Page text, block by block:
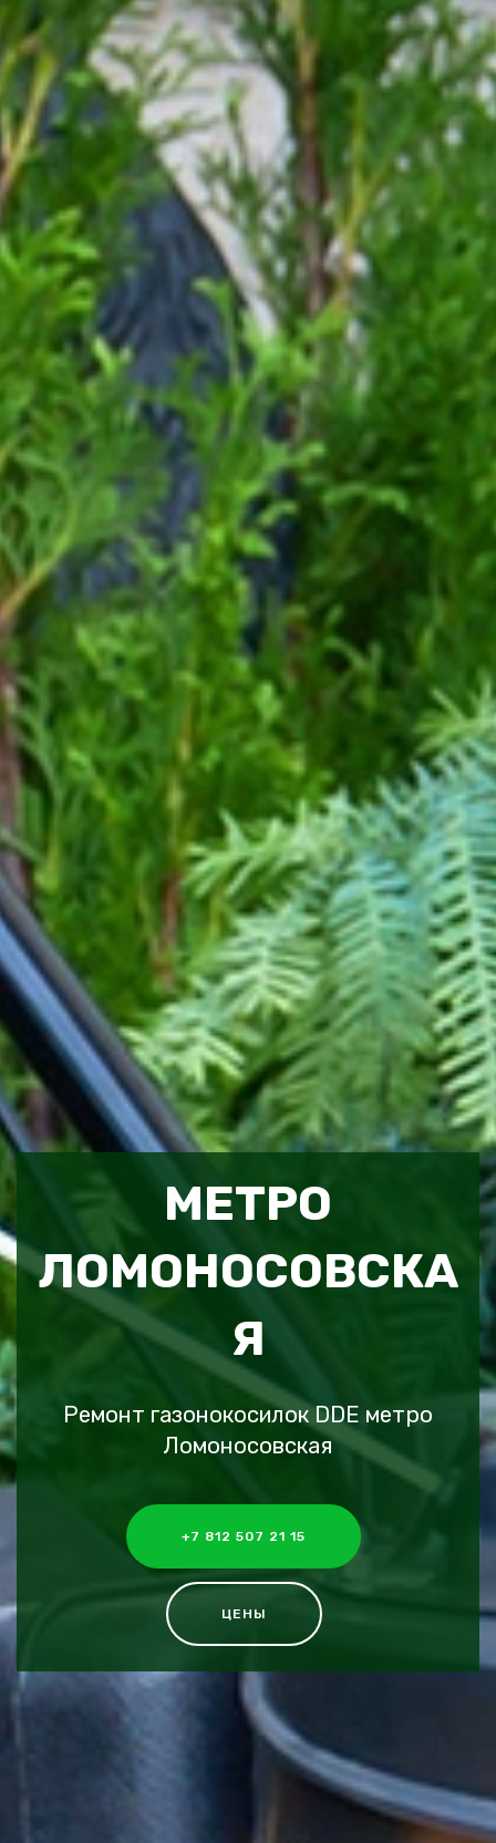
МЕТРО
ЛОМОНОСОВСКА
Я
Ремонт газонокосилок DDE метро
Ломоносовская
+7 812 507 21 15
ЦЕНЫ